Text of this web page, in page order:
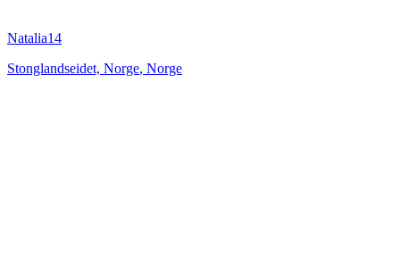
Natalia14
Stonglandseidet, Norge, Norge